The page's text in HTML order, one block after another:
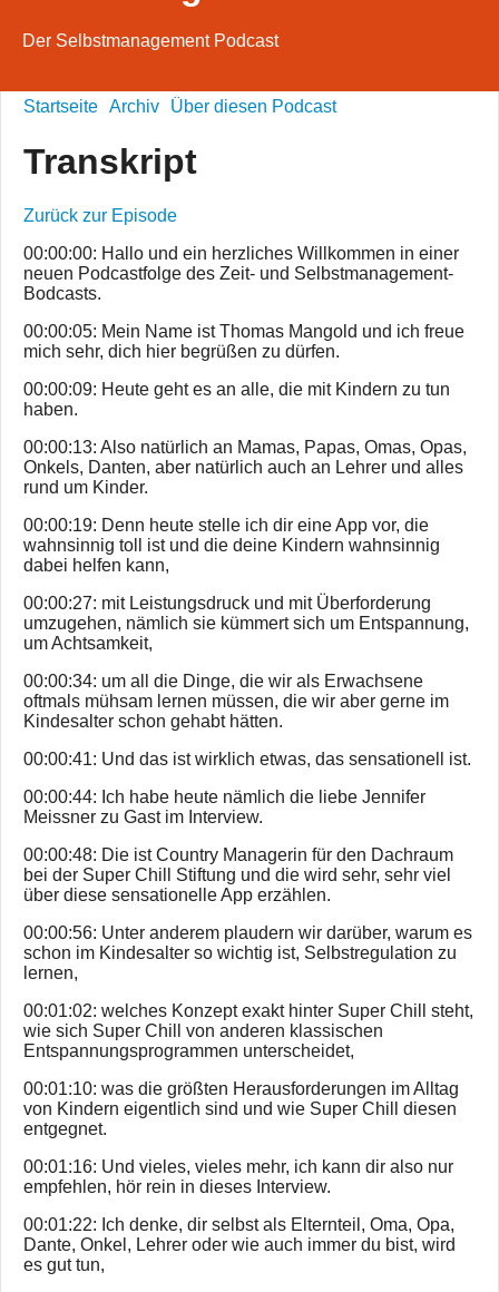
Der Selbstmanagement Podcast
Startseite Archiv Über diesen Podcast
Transkript
Zurück zur Episode
00:00:00: Hallo und ein herzliches Willkommen in einer
neuen Podcastfolge des Zeit- und Selbstmanagement-
Bodcasts.
00:00:05: Mein Name ist Thomas Mangold und ich freue
mich sehr, dich hier begrüßen zu dürfen.
00:00:09: Heute geht es an alle, die mit Kindern zu tun
haben.
00:00:13: Also natürlich an Mamas, Papas, Omas, Opas,
Onkels, Danten, aber natürlich auch an Lehrer und alles
rund um Kinder.
00:00:19: Denn heute stelle ich dir eine App vor, die
wahnsinnig toll ist und die deine Kindern wahnsinnig
dabei helfen kann,
00:00:27: mit Leistungsdruck und mit Überforderung
umzugehen, nämlich sie kümmert sich um Entspannung,
um Achtsamkeit,
00:00:34: um all die Dinge, die wir als Erwachsene
oftmals mühsam lernen müssen, die wir aber gerne im
Kindesalter schon gehabt hätten.
00:00:41: Und das ist wirklich etwas, das sensationell ist.
00:00:44: Ich habe heute nämlich die liebe Jennifer
Meissner zu Gast im Interview.
00:00:48: Die ist Country Managerin für den Dachraum
bei der Super Chill Stiftung und die wird sehr, sehr viel
über diese sensationelle App erzählen.
00:00:56: Unter anderem plaudern wir darüber, warum es
schon im Kindesalter so wichtig ist, Selbstregulation zu
lernen,
00:01:02: welches Konzept exakt hinter Super Chill steht,
wie sich Super Chill von anderen klassischen
Entspannungsprogrammen unterscheidet,
00:01:10: was die größten Herausforderungen im Alltag
von Kindern eigentlich sind und wie Super Chill diesen
entgegnet.
00:01:16: Und vieles, vieles mehr, ich kann dir also nur
empfehlen, hör rein in dieses Interview.
00:01:22: Ich denke, dir selbst als Elternteil, Oma, Opa,
Dante, Onkel, Lehrer oder wie auch immer du bist, wird
es gut tun,